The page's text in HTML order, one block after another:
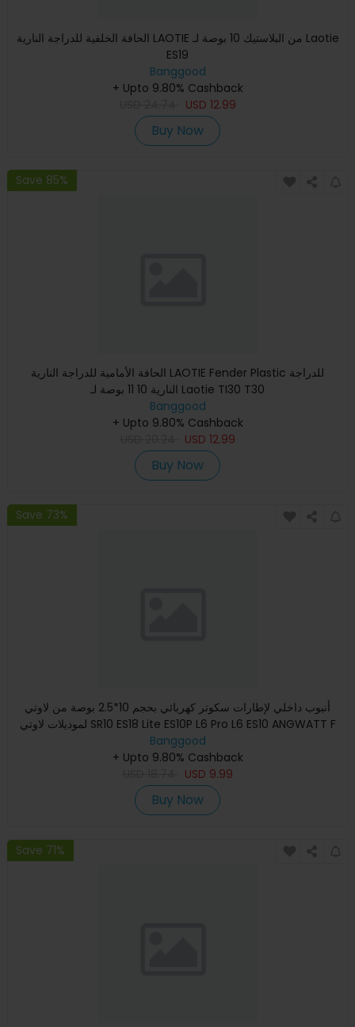
الحافة الخلفية للدراجة النارية LAOTIE من البلاستيك 10 بوصة لـ Laotie
ES19
Banggood
+ Upto 9.80% Cashback
USD 12.99
Buy Now
Save 85%
الحافة الأمامية للدراجة النارية LAOTIE Fender Plastic للدراجة
النارية 10 11 بوصة لـ Laotie TI30 T30
Banggood
+ Upto 9.80% Cashback
USD 12.99
Buy Now
Save 73%
أنبوب داخلي لإطارات سكوتر كهربائي بحجم 10*2.5 بوصة من لاوتي
لموديلات لاوتي SR10 ES18 Lite ES10P L6 Pro L6 ES10 ANGWATT F
Banggood
+ Upto 9.80% Cashback
USD 9.99
Buy Now
Save 71%